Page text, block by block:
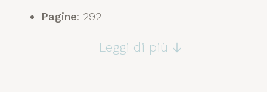
Pagine: 292
Leggi di più